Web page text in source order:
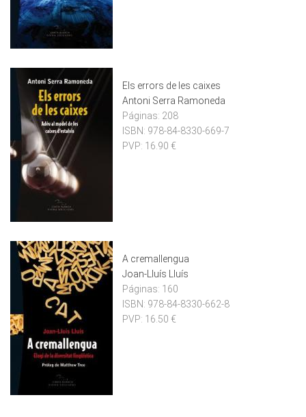
Els errors de les caixes
Antoni Serra Ramoneda
Páginas: 208
ISBN: 978-84-8330-669-7
PVP: 16.90 €
A cremallengua
Joan-Lluís Lluís
Páginas: 160
ISBN: 978-84-8330-662-8
PVP: 16.50 €